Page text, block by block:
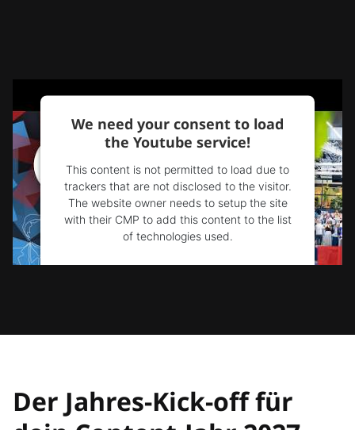
We need your consent to load
the Youtube service!
This content is not permitted to load due to
trackers that are not disclosed to the visitor.
The website owner needs to setup the site
with their CMP to add this content to the list
of technologies used.
Powered byUsercentrics Consent
Der Jahres-Kick-off für